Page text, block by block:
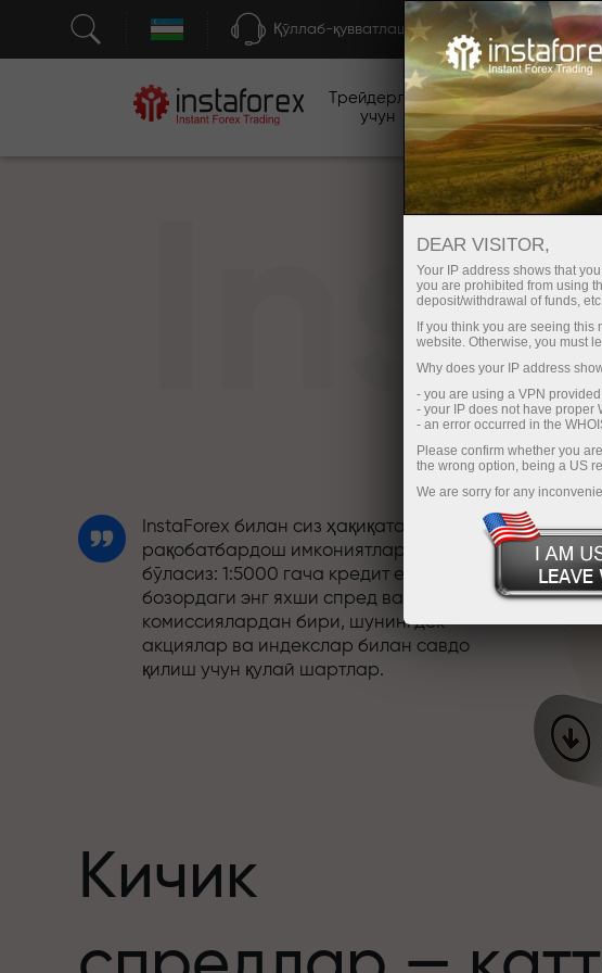
Қўллаб-қувватлаш Ҳисоб-
Трейдерлар
учун
Энди иш
бошлаётганлар
учун
InstaForex билан сиз ҳақиқатан
рақобатбардош имкониятларга эга
бўласиз: 1:5000 гача кредит елкаси,
бозордаги энг яхши спред ва
комиссиялардан бири, шунингдек
акциялар ва индекслар билан савдо
қилиш учун қулай шартлар.
Aleš Loprais савдо оламига интилиш ва
Кичик
DEAR VISITOR,
Your IP address shows that
you are prohibited from using
deposit/withdrawal of funds,
If you think you are seeing
website. Otherwise, you must
Why does your IP address
- you are using a VPN
- your IP does not have proper
- an error occurred in the
Please confirm whether you
the wrong option, being a US
We are sorry for any